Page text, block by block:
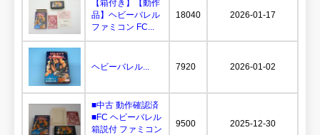
【箱付き】【動作
品】ヘビーバレル
ファミコン FC...
18040 2026-01-17
ヘビーバレル... 7920 2026-01-02
■中古 動作確認済
■FC ヘビーバレル
箱説付 ファミコン
9500 2025-12-30